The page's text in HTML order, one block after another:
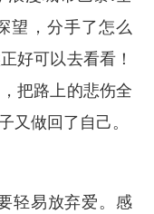
望，分手了怎么
好可以去看看！
把路上的悲伤全
又做回了自己。
轻易放弃爱。感